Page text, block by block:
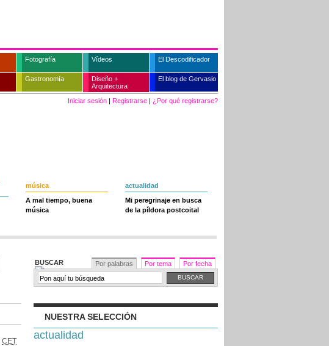
Fotografía Vídeos El Descodificador
Gastronomía
Diseño +
Arquitectura
El blog de Gervasio
Iniciar sesión | Registrarse | ¿Por qué registrarse?
música
A mal tiempo, buena
música
actualidad
Mi peregrinaje en busca
de la píldora postcoital
CET
BUSCAR Por palabras Por tema Por fecha
NUESTRA SELECCIÓN
actualidad